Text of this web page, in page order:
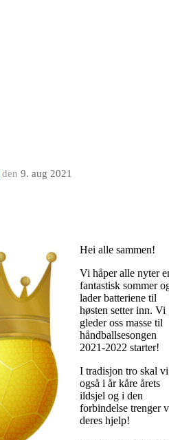
den 9. aug 2021
Hei alle sammen!
Vi håper alle nyter
fantastisk sommer
lader batteriene til
høsten setter inn. Vi
gleder oss masse til
håndballsesongen
2021-2022 starter!
I tradisjon tro skal vi
også i år kåre årets
ildsjel og i den
forbindelse trenger
deres hjelp!